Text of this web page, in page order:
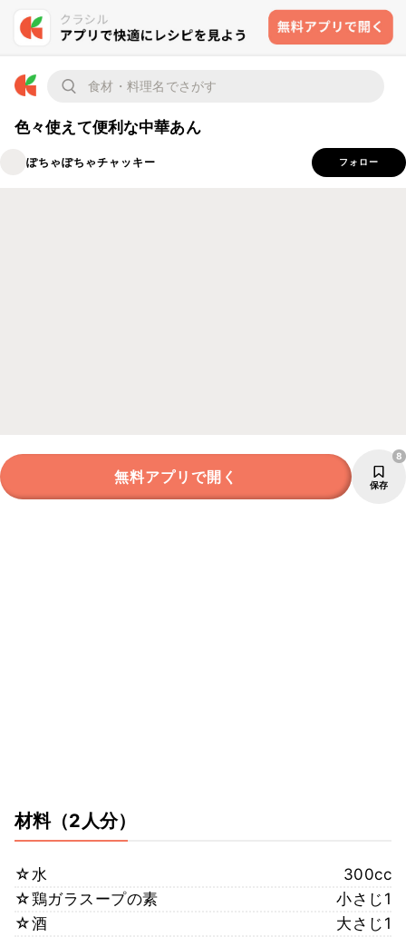
色々使えて便利な中華あん
ぽちゃぽちゃチャッキー フォロー
無料アプリで開く 保存
8
材料（2人分）
☆水
300cc
☆鶏ガラスープの素
小さじ1
☆酒
大さじ1